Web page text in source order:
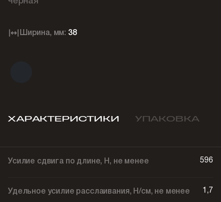
Ширина, мм: 38
ХАРАКТЕРИСТИКИ УПАКОВКА
Усилие сдвига по длине, Н, не менее 596
Удельное усилие расслаивания, Н/см, не менее 1,7